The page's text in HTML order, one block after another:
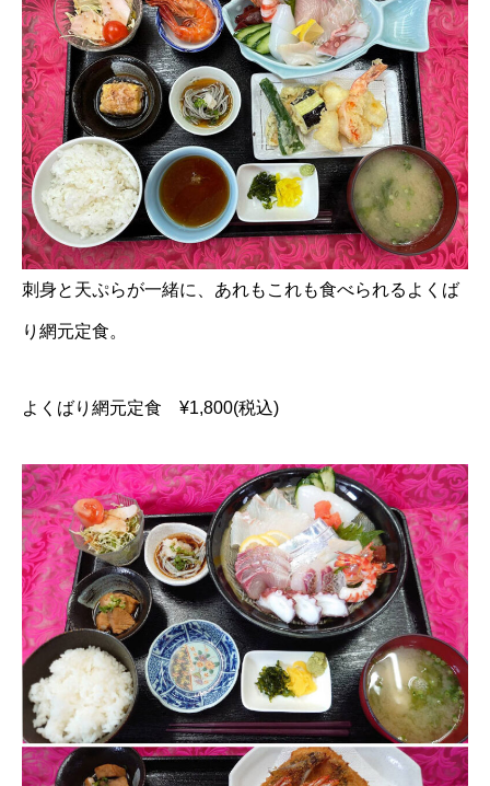
刺身と天ぷらが一緒に、あれもこれも食べられるよくば
り網元定食。
よくばり網元定食 ¥1,800(税込)